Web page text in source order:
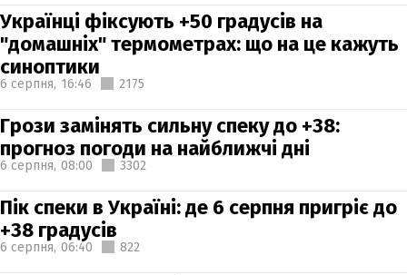
Українці фіксують +50 градусів на
"домашніх" термометрах: що на це кажуть
синоптики
6 серпня, 16:46 2175
Грози замінять сильну спеку до +38:
прогноз погоди на найближчі дні
6 серпня, 08:00 3302
Пік спеки в Україні: де 6 серпня пригріє до
+38 градусів
6 серпня, 06:40 822